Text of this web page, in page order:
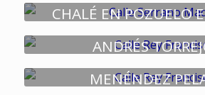
CHALÉ EN POZUELO
ANDRÉS
MENÉNDEZ